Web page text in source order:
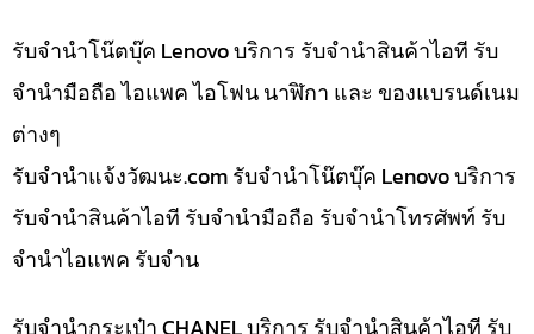
รับจำนำโน๊ตบุ๊ค Lenovo บริการ รับจำนำสินค้าไอที รับ
จำนำมือถือ ไอแพค ไอโฟน นาฬิกา และ ของแบรนด์เนม
ต่างๆ
รับจํานําแจ้งวัฒนะ.com รับจำนำโน๊ตบุ๊ค Lenovo บริการ
รับจำนำสินค้าไอที รับจำนำมือถือ รับจำนำโทรศัพท์ รับ
จำนำไอแพค รับจำน
รับจำนำกระเป๋า CHANEL บริการ รับจำนำสินค้าไอที รับ